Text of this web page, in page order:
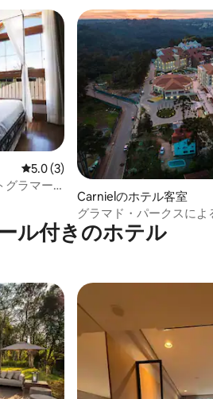
レビュー3件、5つ星中5.0つ星の平
5.0 (3)
グラマー
Carnielのホテル客室
グラマド・パークスに
Gramado Resort & Spa
ル付きのホ⁠テ⁠ル